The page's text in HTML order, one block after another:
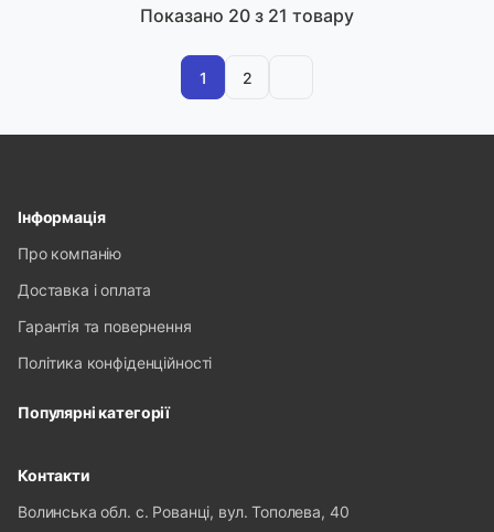
Показано 20 з 21 товару
1 2
Інформація
Про компанію
Доставка і оплата
Гарантія та повернення
Політика конфіденційності
Популярні категорії
Контакти
Волинська обл. с. Рованці, вул. Тополева, 40